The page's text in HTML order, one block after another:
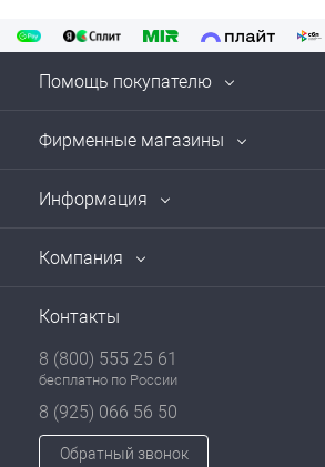
Помощь покупателю
Фирменные магазины
Информация
Компания
Контакты
8 (800) 555 25 61
бесплатно по России
8 (925) 066 56 50
Обратный звонок